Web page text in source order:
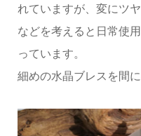
れていますが、変にツ
などを考えると日常使
っています。
細めの水晶ブレスを間